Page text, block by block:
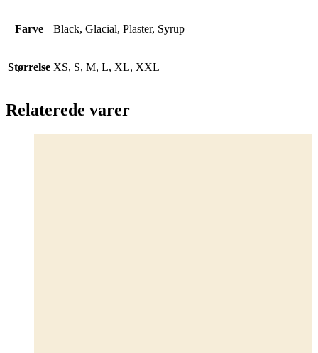
Farve Black, Glacial, Plaster, Syrup
Størrelse XS, S, M, L, XL, XXL
Relaterede varer